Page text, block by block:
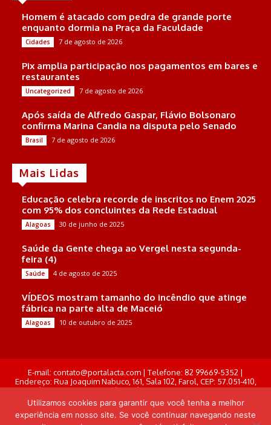
Homem é atacado com pedra de grande porte
enquanto dormia na Praça da Faculdade
Cidades 7 de agosto de 2026
Pix amplia participação nos pagamentos em bares e
restaurantes
Uncategorized 7 de agosto de 2026
Após saída de Alfredo Gaspar, Flávio Bolsonaro
confirma Marina Candia na disputa pelo Senado
Brasil 7 de agosto de 2026
Mais Lidas
Educação celebra recorde de inscritos no Enem 2025
com 95% dos concluintes da Rede Estadual
Alagoas 30 de junho de 2025
Saúde da Gente chega ao Vergel nesta segunda-
feira (4)
Saúde 4 de agosto de 2025
VÍDEOS mostram tamanho do incêndio que atinge
fábrica na parte alta de Maceió
Alagoas 10 de outubro de 2025
E-mail: contato@portalacta.com | Telefone: 82 99669-5352 |
Endereço: Rua Joaquim Nabuco, 161, Sala 102, Farol, CEP: 57.051-410,
Maceió, Alagoas . Responsável Técnico: Derek Gustavo de Morais
Pereira
Utilizamos cookies para garantir que você tenha a melhor
experiência em nosso site. Se você continuar navegando neste